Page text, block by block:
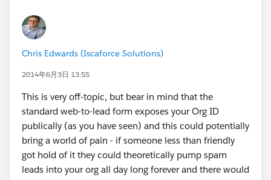
Chris Edwards (Iscaforce Solutions)
2014年6月3日 13:55
This is very off-topic, but bear in mind that the
standard web-to-lead form exposes your Org ID
publically (as you have seen) and this could potentially
bring a world of pain - if someone less than friendly
got hold of it they could theoretically pump spam
leads into your org all day long forever and there would